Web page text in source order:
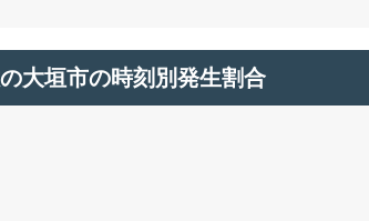
大垣市の時刻別発生割合